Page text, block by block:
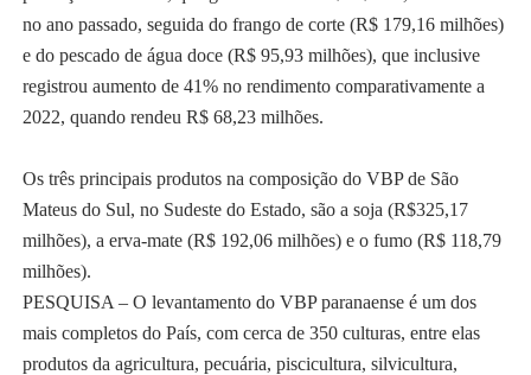
no ano passado, seguida do frango de corte (R$ 179,16 milhões)
e do pescado de água doce (R$ 95,93 milhões), que inclusive
registrou aumento de 41% no rendimento comparativamente a
2022, quando rendeu R$ 68,23 milhões.
Os três principais produtos na composição do VBP de São
Mateus do Sul, no Sudeste do Estado, são a soja (R$325,17
milhões), a erva-mate (R$ 192,06 milhões) e o fumo (R$ 118,79
milhões).
PESQUISA – O levantamento do VBP paranaense é um dos
mais completos do País, com cerca de 350 culturas, entre elas
produtos da agricultura, pecuária, piscicultura, silvicultura,